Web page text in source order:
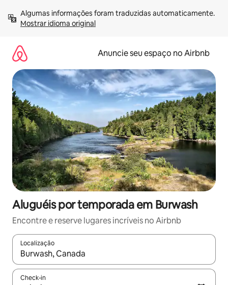
para
Mostrar idioma original
Anuncie seu espaço no Airbnb
Aluguéis por temporada em Burwash
Encontre e reserve lugares incríveis no Airbnb
Localização
Quando os resultados estiverem disponíveis, explore-os
Check-in